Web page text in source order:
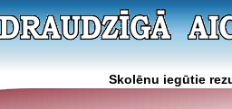
Skolēnu iegūtie